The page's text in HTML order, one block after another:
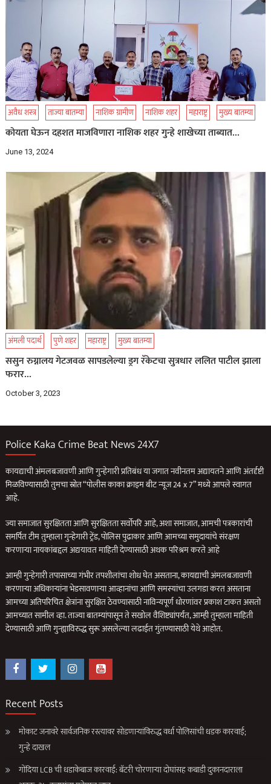
अवैध शस्त्र ताज्या बातम्या नाशिक ग्रामीण नाशिक शहर महाराष्ट्र मुख्य बातम्या
कोयता घेऊन दहशत माजविणारा नाशिक शहर गुन्हे शाखेच्या ताब्यात…
June 13, 2024
अंमली पदार्थ पुणे शहर महाराष्ट्र मुख्य बातम्या
ससुन रुग्नालय गेटजवळ सापडलेल्या ड्रग रॅकेटचा सुत्रधार ललित पाटील झाला
फरार…
October 3, 2023
Police Kaka Crime Beat News 24X7
कायद्याची अंमलबजावणी आणि गुन्हेगारी प्रतिबंध या जगात नवीनतम अद्यायतने आणि अंतर्दृष्टी
मिळविण्यासाठी तुमचा स्रोत “पोलीस काका क्राइम बीट न्यूज 24 x 7” मध्ये आपले स्वागत
आहे.
ज्या समाजात सुरक्षितता आणि सुरक्षितता सर्वोपरि आहे, अशा समाजात, आमची पत्रकारांची
समर्पित टीम तुम्हाला गुन्हेगारी ट्रेंड, पोलिस पुढाकार आणि आमच्या समुदायांचे संरक्षण
करणार्‍या नायकांबद्दल अद्ययावत माहिती देण्यासाठी अथक परिश्रम करते आहे
आम्ही गुन्हेगारी तपासाच्या गंभीर तपशीलांचा शोध घेत असताना, कायद्याची अंमलबजावणी
करणार्‍या अधिकार्‍यांना भेडसावणार्‍या आव्हानांचा आणि समस्यांचा उलगडा करत असताना
आमच्या अतिपरिचित क्षेत्रांना सुरक्षित ठेवण्यासाठी नाविन्यपूर्ण धोरणांवर प्रकाश टाकत असतो
आमच्यात सामील व्हा. ताज्या बातम्यांपासून ते सखोल वैशिष्ट्यांपर्यंत, आम्ही तुम्हाला माहिती
देण्यासाठी आणि गुन्ह्याविरुद्ध सुरू असलेल्या लढाईत गुंतण्यासाठी येथे आहोत.
Recent Posts
मोकाट जनावरे सार्वजनिक रस्त्यावर सोडणाऱ्यांविरुद्ध वर्धा पोलिसांची धडक कारवाई;
गुन्हे दाखल
गोंदिया LCB ची धडाकेबाज कारवाई: बॅटरी चोरणाऱ्या दोघांसह कबाडी दुकानदाराला